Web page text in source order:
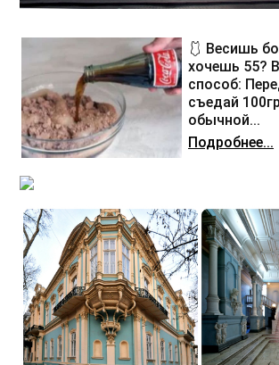
🩱 Весишь
хочешь 55?
способ:
съедай
обычной...
Подробнее...